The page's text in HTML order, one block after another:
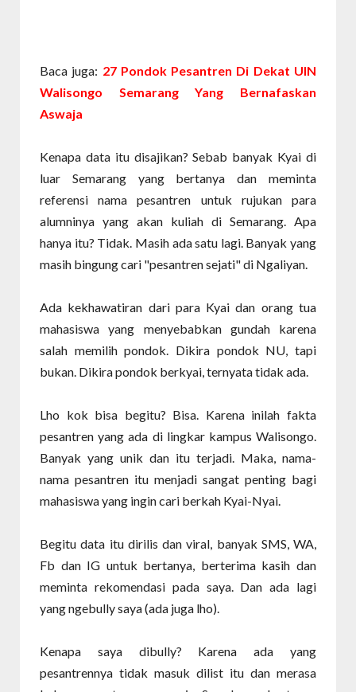
Baca juga: 27 Pondok Pesantren Di Dekat UIN
Walisongo Semarang Yang Bernafaskan
Aswaja
Kenapa data itu disajikan? Sebab banyak Kyai di
luar Semarang yang bertanya dan meminta
referensi nama pesantren untuk rujukan para
alumninya yang akan kuliah di Semarang. Apa
hanya itu? Tidak. Masih ada satu lagi. Banyak yang
masih bingung cari "pesantren sejati" di Ngaliyan.
Ada kekhawatiran dari para Kyai dan orang tua
mahasiswa yang menyebabkan gundah karena
salah memilih pondok. Dikira pondok NU, tapi
bukan. Dikira pondok berkyai, ternyata tidak ada.
Lho kok bisa begitu? Bisa. Karena inilah fakta
pesantren yang ada di lingkar kampus Walisongo.
Banyak yang unik dan itu terjadi. Maka, nama-
nama pesantren itu menjadi sangat penting bagi
mahasiswa yang ingin cari berkah Kyai-Nyai.
Begitu data itu dirilis dan viral, banyak SMS, WA,
Fb dan IG untuk bertanya, berterima kasih dan
meminta rekomendasi pada saya. Dan ada lagi
yang ngebully saya (ada juga lho).
Kenapa saya dibully? Karena ada yang
pesantrennya tidak masuk dilist itu dan merasa